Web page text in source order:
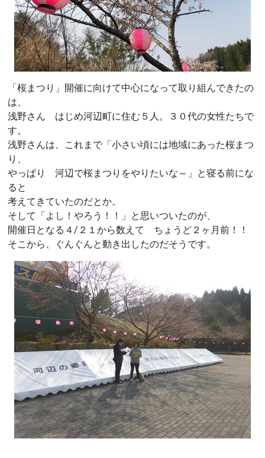
「桜まつり」開催に向けて中心になって取り組んできたの
は、
浅野さん はじめ河辺町に住む５人。３０代の女性たちで
す。
浅野さんは、これまで「小さい頃には地域にあった桜まつ
り、
やっぱり 河辺で桜まつりをやりたいな～」と寝る前にな
ると
考えてきていたのだとか。
そして「よし！やろう！！」と思いついたのが、
開催日となる４/２１から数えて ちょうど２ヶ月前！！
そこから、ぐんぐんと動き出したのだそうです。